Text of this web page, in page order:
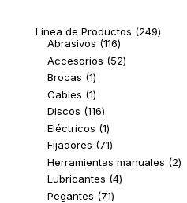
Linea de Productos 249249
Abrasivos 116116
productos
Accesorios 5252
Brocas 11
producto
Cables 11
producto
Discos 116116
productos
Eléctricos 11
producto
Fijadores 7171
productos
Herramientas manuales 22
Lubricantes 44
Pegantes 7171